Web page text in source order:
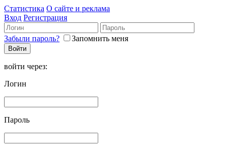
Статистика О сайте и реклама
Вход Регистрация
Забыли пароль? Запомнить меня
войти через:
Логин
Пароль